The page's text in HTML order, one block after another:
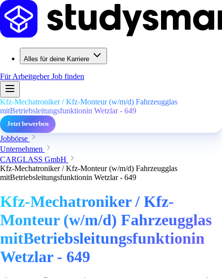
Alles für deine Karriere
Für ArbeitgeberJob finden
Kfz-Mechatroniker / Kfz-Monteur (w/m/d) Fahrzeugglas
mitBetriebsleitungsfunktionin Wetzlar - 649
Jetzt bewerben
Jobbörse
Unternehmen
CARGLASS GmbH
Kfz-Mechatroniker / Kfz-Monteur (w/m/d) Fahrzeugglas
mitBetriebsleitungsfunktionin Wetzlar - 649
Kfz-Mechatroniker / Kfz-
Monteur (w/m/d) Fahrzeugglas
mitBetriebsleitungsfunktionin
Wetzlar - 649